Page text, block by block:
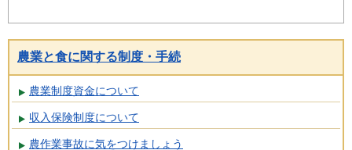
農業と食に関する制度・手続
農業制度資金について
収入保険制度について
農作業事故に気をつけましょう